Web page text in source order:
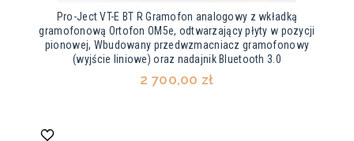
Pro-Ject VT-E BT R Gramofon analogowy z wkładką
gramofonową Ortofon OM5e, odtwarzający płyty w pozycji
pionowej, Wbudowany przedwzmacniacz gramofonowy
(wyjście liniowe) oraz nadajnik Bluetooth 3.0
2 700,00 zł